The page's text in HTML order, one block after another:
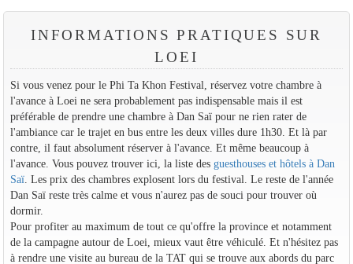
INFORMATIONS PRATIQUES SUR
LOEI
Si vous venez pour le Phi Ta Khon Festival, réservez votre chambre à
l'avance à Loei ne sera probablement pas indispensable mais il est
préférable de prendre une chambre à Dan Saï pour ne rien rater de
l'ambiance car le trajet en bus entre les deux villes dure 1h30. Et là par
contre, il faut absolument réserver à l'avance. Et même beaucoup à
l'avance. Vous pouvez trouver ici, la liste des guesthouses et hôtels à Dan
Saï. Les prix des chambres explosent lors du festival. Le reste de l'année
Dan Saï reste très calme et vous n'aurez pas de souci pour trouver où
dormir.
Pour profiter au maximum de tout ce qu'offre la province et notamment
de la campagne autour de Loei, mieux vaut être véhiculé. Et n'hésitez pas
à rendre une visite au bureau de la TAT qui se trouve aux abords du parc